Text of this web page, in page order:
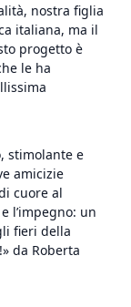
nostra figlia
italiana, ma il
progetto è
le ha
stimolante e
amicizie
cuore al
l’impegno: un
fieri della
da Roberta